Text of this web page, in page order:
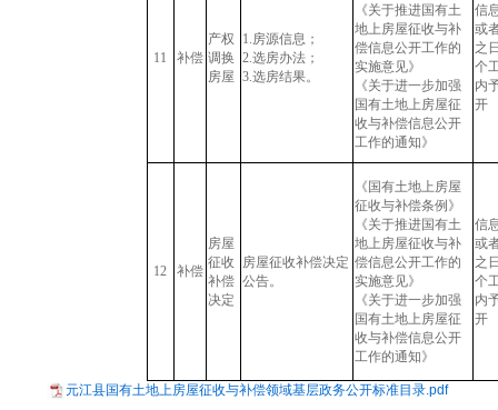
11 补偿
产权
调换
房屋
1.房源信息；
2.选房办法；
3.选房结果。
《关于推进国有土
地上房屋征收与补
偿信息公开工作的
实施意见》
《关于进一步加强
国有土地上房屋征
收与补偿信息公开
工作的通知》
信
或
之
个
内
开
12 补偿
房屋
征收
补偿
决定
房屋征收补偿决定
公告。
《国有土地上房屋
征收与补偿条例》
《关于推进国有土
地上房屋征收与补
偿信息公开工作的
实施意见》
《关于进一步加强
国有土地上房屋征
收与补偿信息公开
工作的通知》
信
或
之
个
内
开
元江县国有土地上房屋征收与补偿领域基层政务公开标准目录.pdf